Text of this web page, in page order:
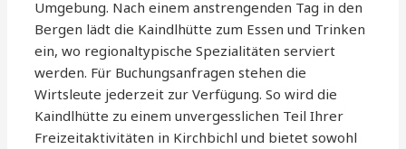
Umgebung. Nach einem anstrengenden Tag in den
Bergen lädt die Kaindlhütte zum Essen und Trinken
ein, wo regionaltypische Spezialitäten serviert
werden. Für Buchungsanfragen stehen die
Wirtsleute jederzeit zur Verfügung. So wird die
Kaindlhütte zu einem unvergesslichen Teil Ihrer
Freizeitaktivitäten in Kirchbichl und bietet sowohl